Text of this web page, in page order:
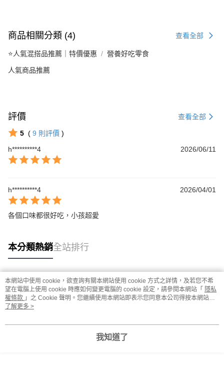
商品相關分類 (4) 查看全部
⭐人氣混搭品推薦｜特價優惠 營養好吃零食
人氣商品推薦
評價 查看全部
5 ( 9 則評價 )
h**********4
2026/06/11
h**********4 2026/04/01
各個口味都很好吃，小孩超愛
本分類熱銷全站排行
熱門標籤
本網站中使用 cookie，欲查詢有關本網站使用 cookie 方式之詳情，及若您不希
望在電腦上使用 cookie 時應如何變更電腦的 cookie 設定，請參閱本網站「 隱私
權條款 」之 Cookie 聲明。您繼續使用本網站即表示您同意本公司得按本網站使
用條款之 Cookie 聲明使用 cookie。
了解更多 >
我知道了